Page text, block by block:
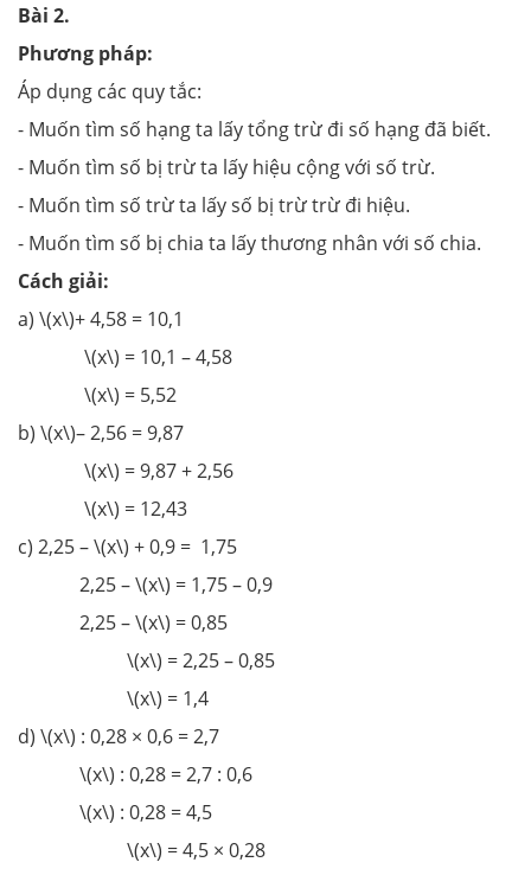
Bài 2.
Phương pháp:
Áp dụng các quy tắc:
- Muốn tìm số hạng ta lấy tổng trừ đi số hạng đã biết.
- Muốn tìm số bị trừ ta lấy hiệu cộng với số trừ.
- Muốn tìm số trừ ta lấy số bị trừ trừ đi hiệu.
- Muốn tìm số bị chia ta lấy thương nhân với số chia.
Cách giải:
a) \(x\)+ 4,58 = 10,1
\(x\) = 10,1 – 4,58
\(x\) = 5,52
b) \(x\)– 2,56 = 9,87
\(x\) = 9,87 + 2,56
\(x\) = 12,43
c) 2,25 – \(x\) + 0,9 = 1,75
2,25 – \(x\) = 1,75 – 0,9
2,25 – \(x\) = 0,85
\(x\) = 2,25 – 0,85
\(x\) = 1,4
d) \(x\) : 0,28 × 0,6 = 2,7
\(x\) : 0,28 = 2,7 : 0,6
\(x\) : 0,28 = 4,5
\(x\) = 4,5 × 0,28